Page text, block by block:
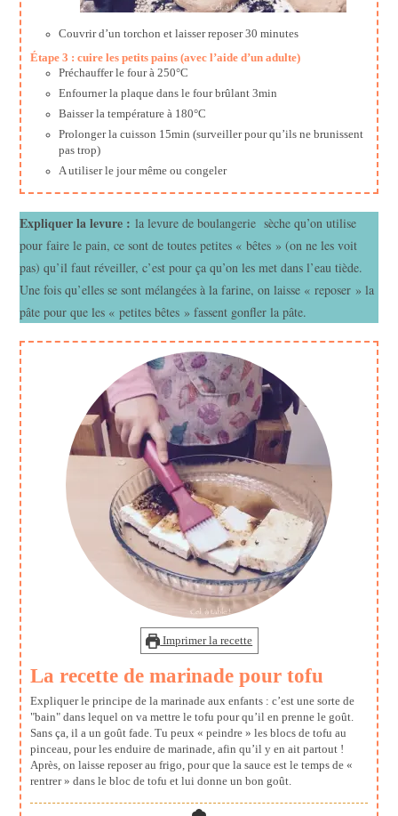
Couvrir d’un torchon et laisser reposer 30 minutes
Étape 3 : cuire les petits pains (avec l’aide d’un adulte)
Préchauffer le four à 250°C
Enfourner la plaque dans le four brûlant 3min
Baisser la température à 180°C
Prolonger la cuisson 15min (surveiller pour qu’ils ne brunissent
pas trop)
A utiliser le jour même ou congeler
Expliquer la levure :la levure de boulangerie sèche qu’on utilise
pour faire le pain, ce sont de toutes petites « bêtes » (on ne les voit
pas) qu’il faut réveiller, c’est pour ça qu’on les met dans l’eau tiède.
Une fois qu’elles se sont mélangées à la farine, on laisse « reposer » la
pâte pour que les « petites bêtes » fassent gonfler la pâte.
Imprimer la recette
La recette de marinade pour tofu
Expliquer le principe de la marinade aux enfants : c’est une sorte de
"bain" dans lequel on va mettre le tofu pour qu’il en prenne le goût.
Sans ça, il a un goût fade. Tu peux « peindre » les blocs de tofu au
pinceau, pour les enduire de marinade, afin qu’il y en ait partout !
Après, on laisse reposer au frigo, pour que la sauce est le temps de «
rentrer » dans le bloc de tofu et lui donne un bon goût.